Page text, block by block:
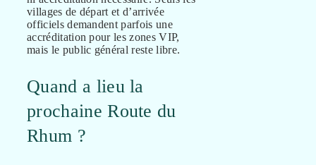
villages de départ et d’arrivée
officiels demandent parfois une
accréditation pour les zones VIP,
mais le public général reste libre.
Quand a lieu la
prochaine Route du
Rhum ?